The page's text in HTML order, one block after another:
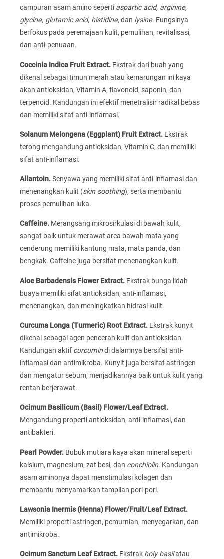
campuran asam amino seperti aspartic acid, arginine,
glycine, glutamic acid, histidine,dan lysine. Fungsinya
berfokus pada peremajaan kulit, pemulihan, revitalisasi,
dan anti-penuaan.
Coccinia Indica Fruit Extract. Ekstrak dari buah yang
dikenal sebagai timun merah atau kemarungan ini kaya
akan antioksidan, Vitamin A, flavonoid, saponin, dan
terpenoid. Kandungan ini efektif menetralisir radikal bebas
dan memiliki sifat anti-inflamasi.
Solanum Melongena (Eggplant) Fruit Extract. Ekstrak
terong mengandung antioksidan, Vitamin C, dan memiliki
sifat anti-inflamasi.
Allantoin.Senyawa yang memiliki sifat anti-inflamasi dan
menenangkan kulit (skin soothing), serta membantu
proses pemulihan luka.
Caffeine. Merangsang mikrosirkulasi di bawah kulit,
sangat baik untuk merawat area bawah mata yang
cenderung memiliki kantung mata, mata panda, dan
bengkak. Caffeine juga bersifat menenangkan kulit.
Aloe Barbadensis Flower Extract. Ekstrak bunga lidah
buaya memiliki sifat antioksidan, anti-inflamasi,
menenangkan, dan meningkatkan hidrasi kulit.
Curcuma Longa (Turmeric) Root Extract. Ekstrak kunyit
dikenal sebagai agen pencerah kulit dan antioksidan.
Kandungan aktif curcumindi dalamnya bersifat anti-
inflamasi dan antimikroba. Kunyit juga bersifat astringen
dan mengatur sebum, menjadikannya baik untuk kulit yang
rentan berjerawat.
Ocimum Basilicum (Basil) Flower/Leaf Extract.
Mengandung properti antioksidan, anti-inflamasi, dan
antibakteri.
Pearl Powder. Bubuk mutiara kaya akan mineral seperti
kalsium, magnesium, zat besi, dan conchiolin. Kandungan
asam aminonya dapat menstimulasi kolagen dan
membantu menyamarkan tampilan pori-pori.
Lawsonia Inermis (Henna) Flower/Fruit/Leaf Extract.
Memiliki properti astringen, pemurnian, menyegarkan, dan
antimikroba.
Ocimum Sanctum Leaf Extract. Ekstrak holy basilatau